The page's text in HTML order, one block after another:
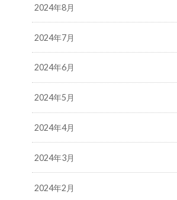
2024年8月
2024年7月
2024年6月
2024年5月
2024年4月
2024年3月
2024年2月